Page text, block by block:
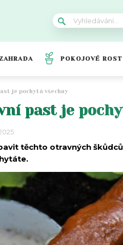
POKOJOVÉ
je pochytá všechny
past je
těchto otravných